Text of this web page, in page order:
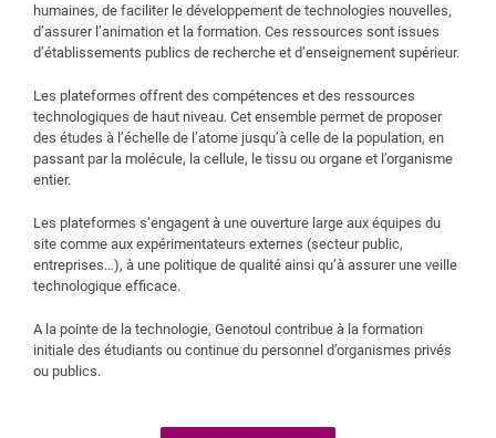
humaines, de faciliter le développement de technologies nouvelles,
d’assurer l’animation et la formation. Ces ressources sont issues
d’établissements publics de recherche et d’enseignement supérieur.
Les plateformes offrent des compétences et des ressources
technologiques de haut niveau. Cet ensemble permet de proposer
des études à l’échelle de l’atome jusqu’à celle de la population, en
passant par la molécule, la cellule, le tissu ou organe et l’organisme
entier.
Les plateformes s’engagent à une ouverture large aux équipes du
site comme aux expérimentateurs externes (secteur public,
entreprises…), à une politique de qualité ainsi qu’à assurer une veille
technologique efficace.
A la pointe de la technologie, Genotoul contribue à la formation
initiale des étudiants ou continue du personnel d’organismes privés
ou publics.